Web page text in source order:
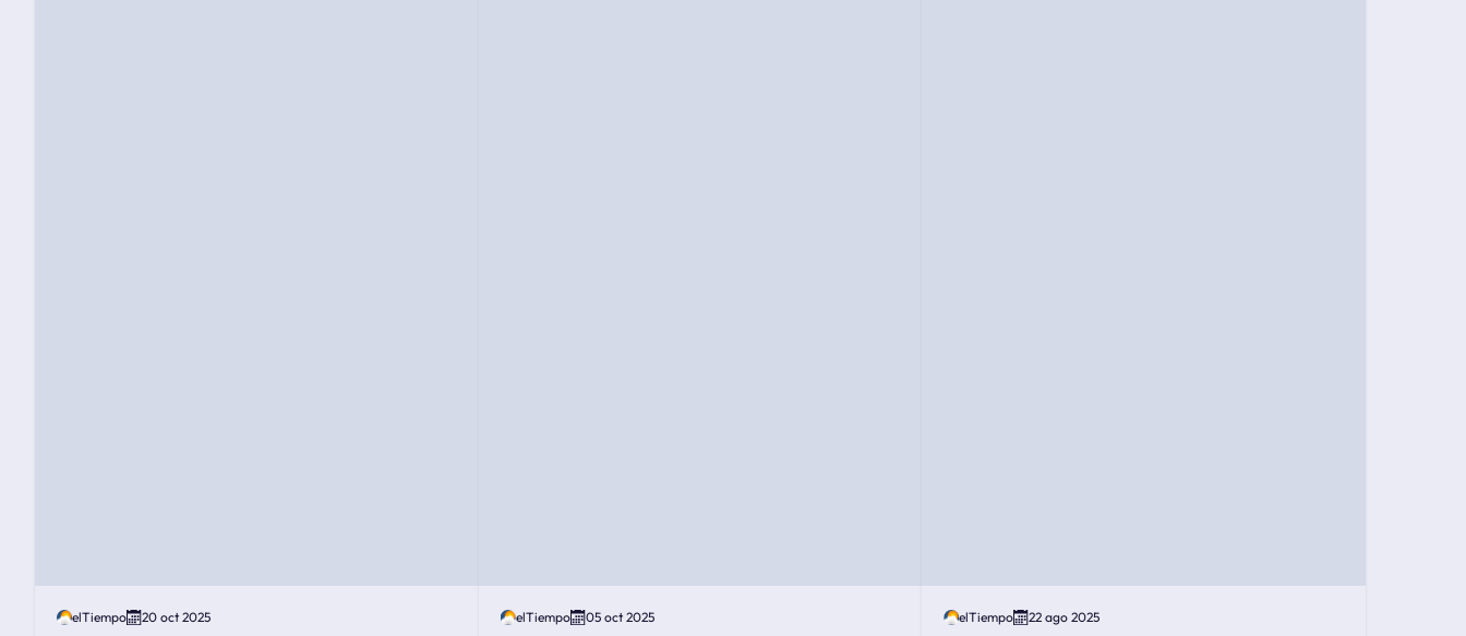
elTiempo 20 oct 2025 elTiempo 05 oct 2025 elTiempo 22 ago 2025